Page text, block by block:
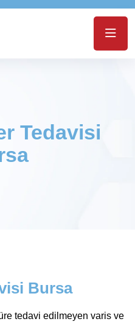
Tedavisi
Bursa
tedavi edilmeyen varis ve